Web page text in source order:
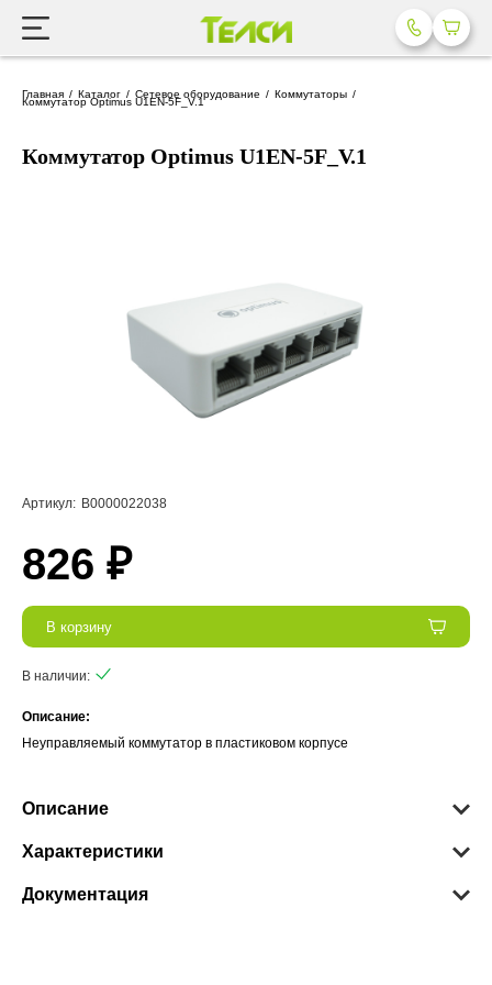
Главная Каталог Сетевое оборудование Коммутаторы
Коммутатор Optimus U1EN-5F_V.1
Коммутатор Optimus U1EN-5F_V.1
Артикул: В0000022038
826 ₽
В корзину
В наличии:
Описание:
Неуправляемый коммутатор в пластиковом корпусе
Описание
Характеристики
Документация